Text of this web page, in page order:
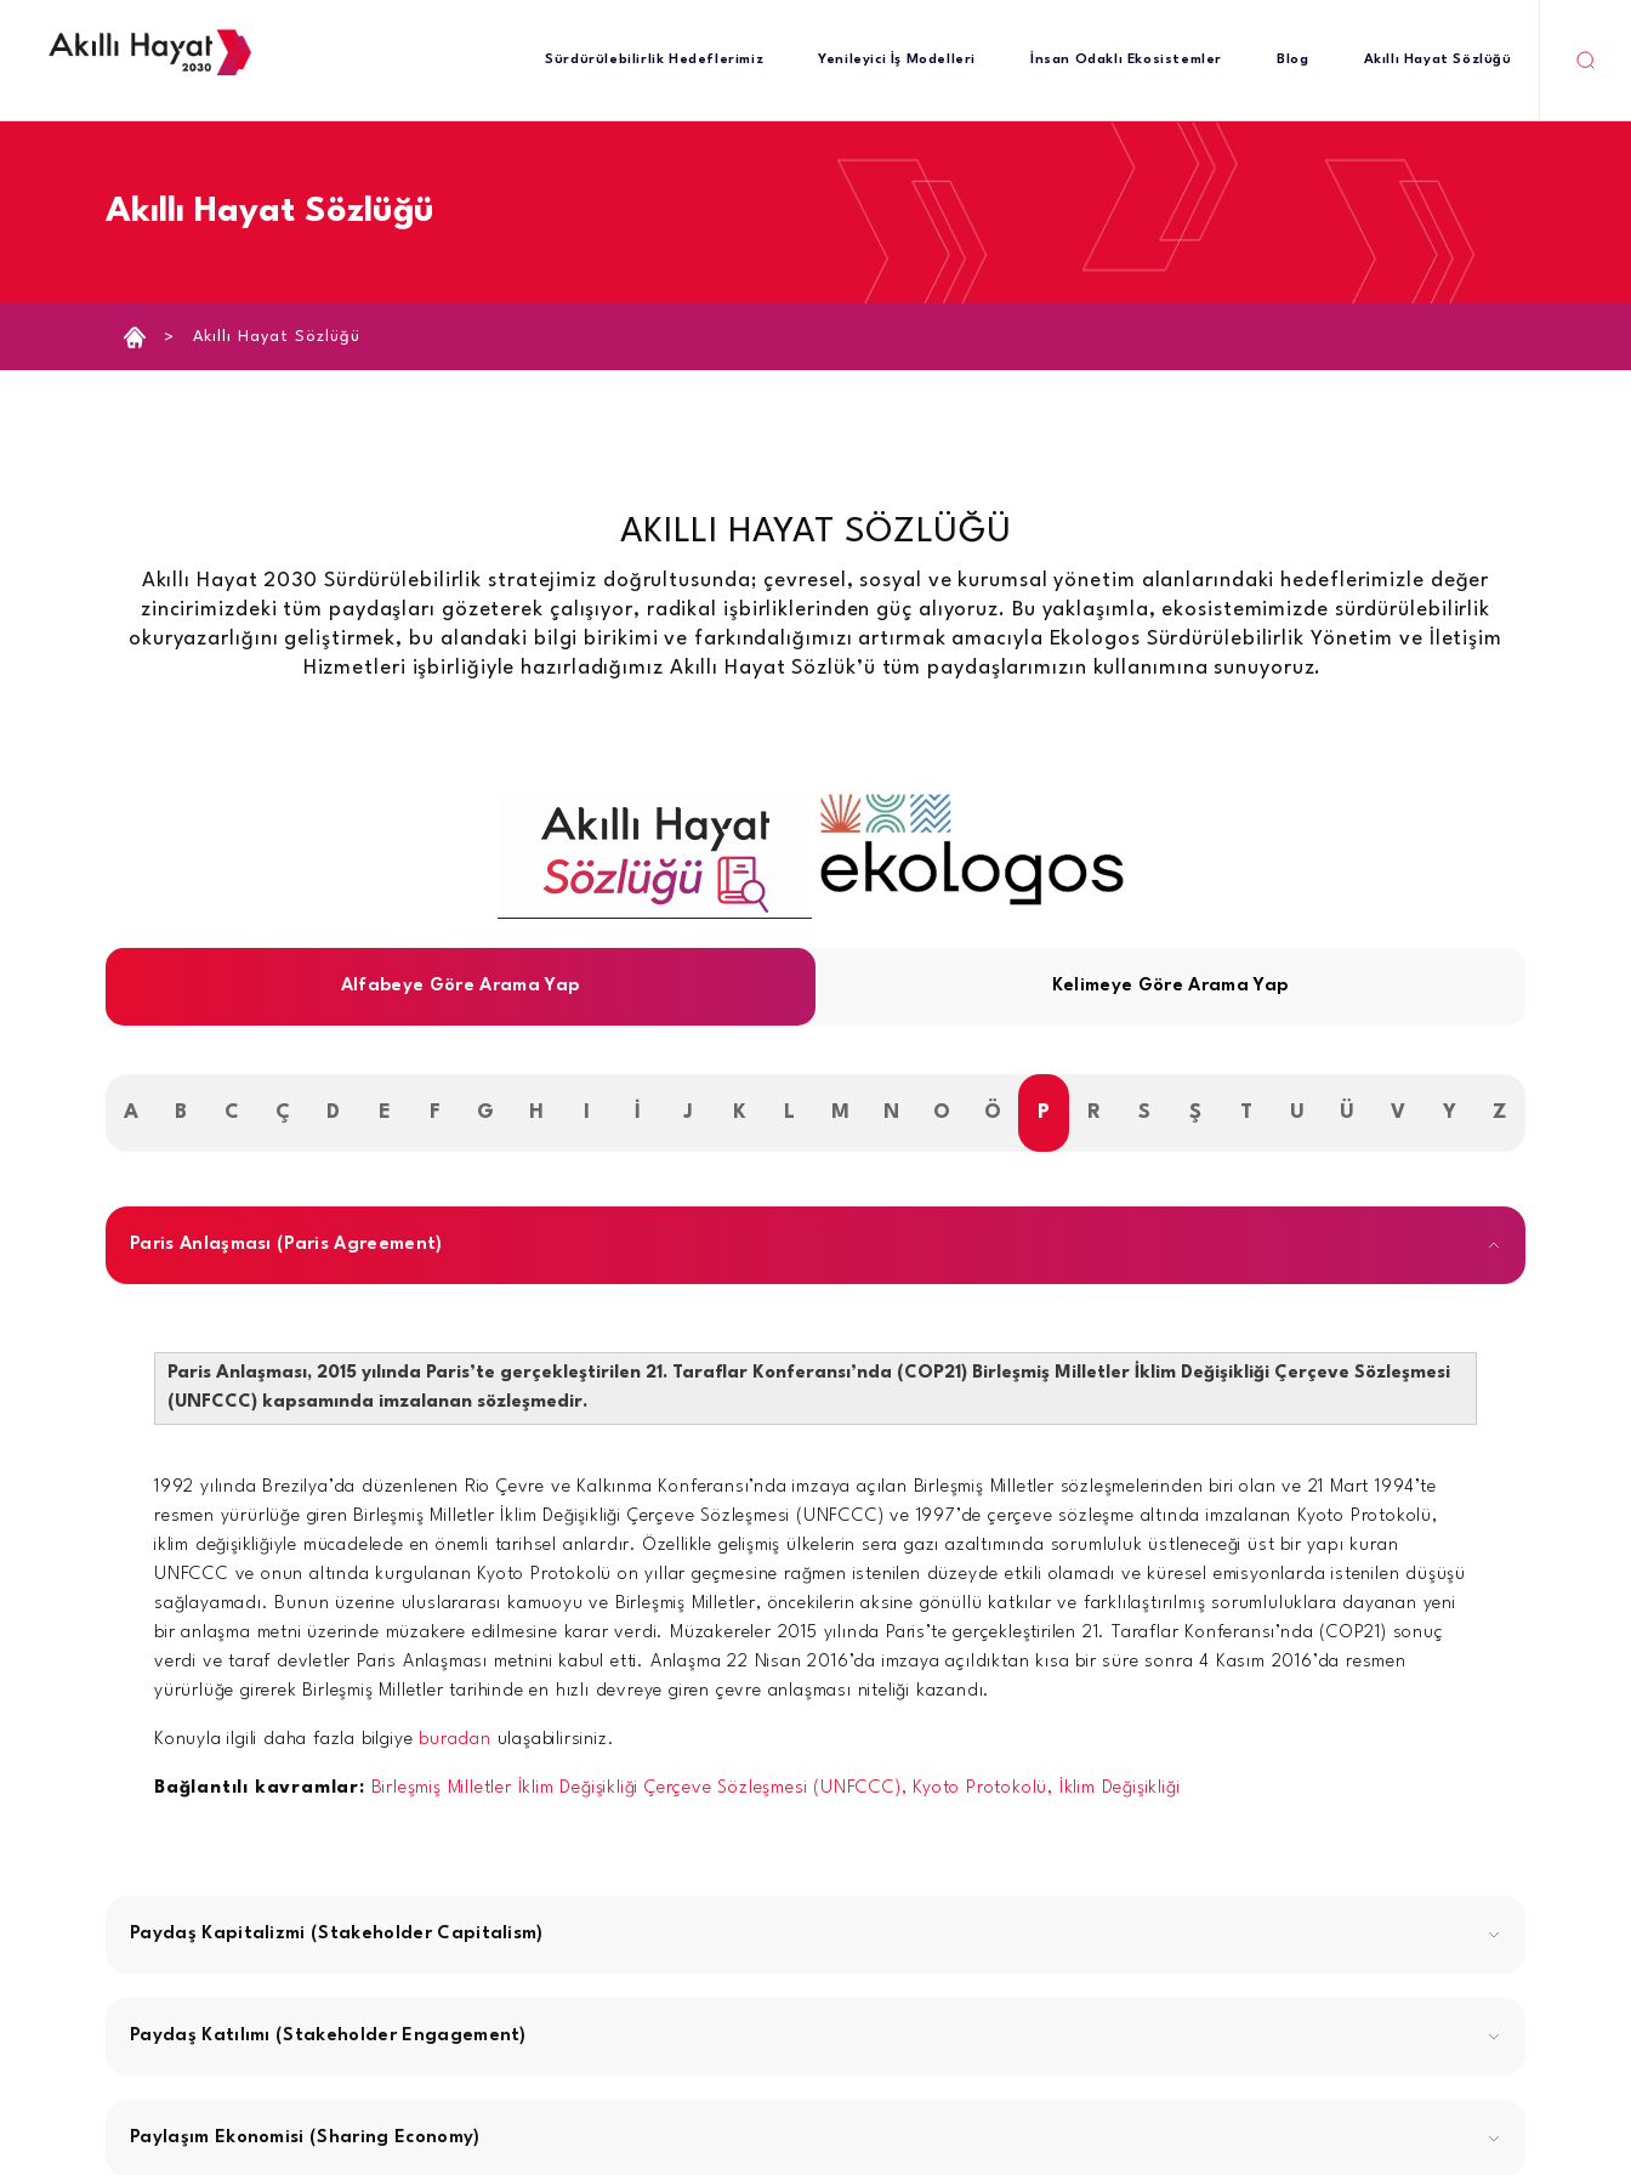
Sürdürülebilirlik Hedeflerimiz Yenileyici İş Modelleri İnsan Odaklı Ekosistemler Blog Akıllı Hayat Sözlüğü
Akıllı Hayat Sözlüğü
Akıllı Hayat Sözlüğü
AKILLI HAYAT SÖZLÜĞÜ
Akıllı Hayat 2030 Sürdürülebilirlik stratejimiz doğrultusunda; çevresel, sosyal ve kurumsal yönetim alanlarındaki hedeflerimizle değer
zincirimizdeki tüm paydaşları gözeterek çalışıyor, radikal işbirliklerinden güç alıyoruz. Bu yaklaşımla, ekosistemimizde sürdürülebilirlik
okuryazarlığını geliştirmek, bu alandaki bilgi birikimi ve farkındalığımızı artırmak amacıyla Ekologos Sürdürülebilirlik Yönetim ve İletişim
Hizmetleri işbirliğiyle hazırladığımız Akıllı Hayat Sözlük’ü tüm paydaşlarımızın kullanımına sunuyoruz.
Alfabeye Göre Arama Yap Kelimeye Göre Arama Yap
A B C Ç D E F G H J K L M N O Ö P R S Ş T U Ü V Y Z
Paris Anlaşması (Paris Agreement)
Paris Anlaşması, 2015 yılında Paris’te gerçekleştirilen 21. Taraflar Konferansı’nda (COP21) Birleşmiş Milletler İklim Değişikliği Çerçeve Sözleşmesi
(UNFCCC) kapsamında imzalanan sözleşmedir.
1992 yılında Brezilya’da düzenlenen Rio Çevre ve Kalkınma Konferansı’nda imzaya açılan Birleşmiş Milletler sözleşmelerinden biri olan ve 21 Mart 1994’te
resmen yürürlüğe giren Birleşmiş Milletler İklim Değişikliği Çerçeve Sözleşmesi (UNFCCC) ve 1997’de çerçeve sözleşme altında imzalanan Kyoto Protokolü,
iklim değişikliğiyle mücadelede en önemli tarihsel anlardır. Özellikle gelişmiş ülkelerin sera gazı azaltımında sorumluluk üstleneceği üst bir yapı kuran
UNFCCC ve onun altında kurgulanan Kyoto Protokolü on yıllar geçmesine rağmen istenilen düzeyde etkili olamadı ve küresel emisyonlarda istenilen düşüşü
sağlayamadı. Bunun üzerine uluslararası kamuoyu ve Birleşmiş Milletler, öncekilerin aksine gönüllü katkılar ve farklılaştırılmış sorumluluklara dayanan yeni
bir anlaşma metni üzerinde müzakere edilmesine karar verdi. Müzakereler 2015 yılında Paris’te gerçekleştirilen 21. Taraflar Konferansı’nda (COP21) sonuç
verdi ve taraf devletler Paris Anlaşması metnini kabul etti. Anlaşma 22 Nisan 2016’da imzaya açıldıktan kısa bir süre sonra 4 Kasım 2016’da resmen
yürürlüğe girerek Birleşmiş Milletler tarihinde en hızlı devreye giren çevre anlaşması niteliği kazandı.
Konuyla ilgili daha fazla bilgiye buradan ulaşabilirsiniz.
Bağlantılı kavramlar: Birleşmiş Milletler İklim Değişikliği Çerçeve Sözleşmesi (UNFCCC), Kyoto Protokolü, İklim Değişikliği
Paydaş Kapitalizmi (Stakeholder Capitalism)
Paydaş Katılımı (Stakeholder Engagement)
Paylaşım Ekonomisi (Sharing Economy)